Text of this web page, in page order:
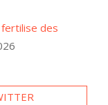
fertilise des